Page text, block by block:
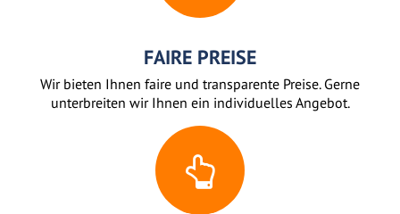
FAIRE PREISE
Wir bieten Ihnen faire und transparente Preise. Gerne
unterbreiten wir Ihnen ein individuelles Angebot.